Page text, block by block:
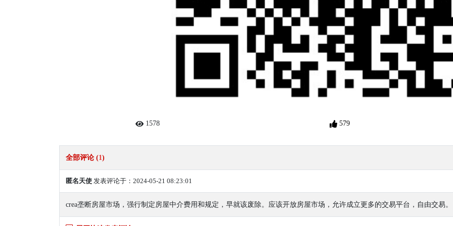
1578 579
全部评论 (1)
匿名天使 发表评论于：2024-05-21 08:23:01
crea垄断房屋市场，强行制定房屋中介费用和规定，早就该废除。应该开放房屋市场，允许成立更多的交易平台，自由交易。